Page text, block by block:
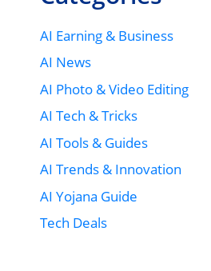
AI Earning & Business
AI News
AI Photo & Video Editing
AI Tech & Tricks
AI Tools & Guides
AI Trends & Innovation
AI Yojana Guide
Tech Deals